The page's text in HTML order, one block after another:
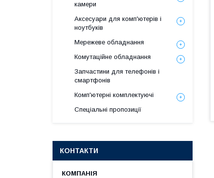
камери
Аксесуари для комп'ютерів і
ноутбуків
Мережеве обладнання
Комутаційне обладнання
Запчастини для телефонів і
смартфонів
Комп'ютерні комплектуючі
Спеціальні пропозиції
КОНТАКТИ